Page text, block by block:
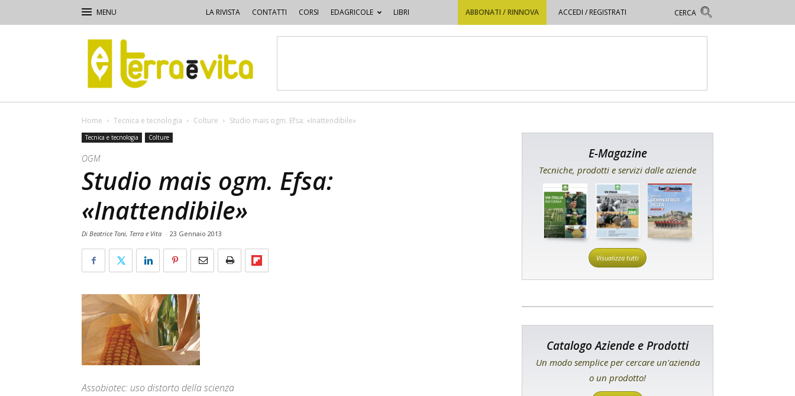
LA RIVISTA CONTATTI CORSI EDAGRICOLE LIBRI ABBONATI / RINNOVA ACCEDI / REGISTRATI
Terra
e
Vita
Home Tecnica e tecnologia Colture Studio mais ogm. Efsa: «Inattendibile»
Tecnica e tecnologia Colture
OGM
Studio mais ogm. Efsa:
«Inattendibile»
Di Beatrice Toni, Terra e Vita - 23 Gennaio 2013
Assobiotec: uso distorto della scienza
E-Magazine
Tecniche, prodotti e servizi dalle aziende
Visualizza tutti
Catalogo Aziende e Prodotti
Un modo semplice per cercare un'azienda
o un prodotto!